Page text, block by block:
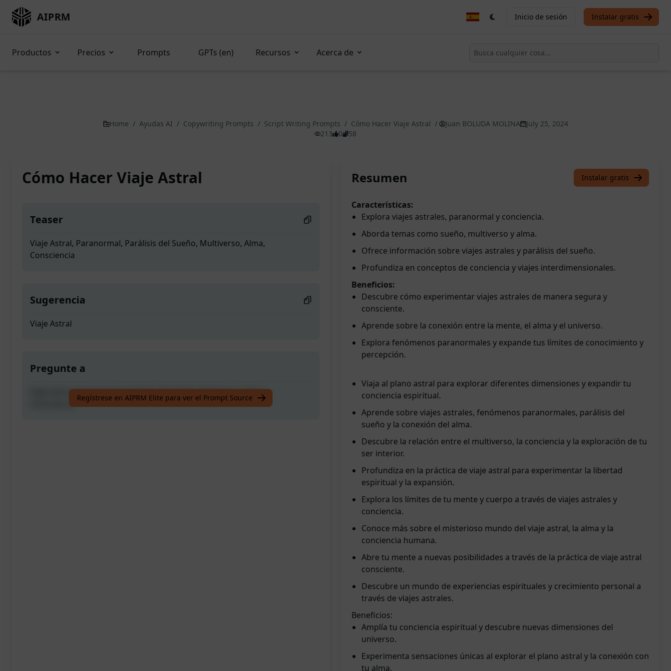
AIPRM Inicio de sesión Instalar gratis
Productos Precios Prompts GPTs (en) Recursos Acerca de
Home / Ayudas AI / Copywriting Prompts / Script Writing Prompts / Cómo Hacer Viaje Astral / Juan BOLUDA MOLINA
July 25, 2024
213
0 58
Cómo Hacer Viaje Astral
Teaser
Viaje Astral, Paranormal, Parálisis del Sueño, Multiverso, Alma,
Consciencia
Sugerencia
Viaje Astral
Pregunte a
Viaje Astral, Paranormal, Parálisis del Sueño, Multiverso, Alma,
Consciencia
Regístrese en AIPRM Elite para ver el Prompt Source
Resumen Instalar gratis
Características:
Explora viajes astrales, paranormal y conciencia.
Aborda temas como sueño, multiverso y alma.
Ofrece información sobre viajes astrales y parálisis del sueño.
Profundiza en conceptos de conciencia y viajes interdimensionales.
Beneficios:
Descubre cómo experimentar viajes astrales de manera segura y
consciente.
Aprende sobre la conexión entre la mente, el alma y el universo.
Explora fenómenos paranormales y expande tus límites de conocimiento y
percepción.
Viaja al plano astral para explorar diferentes dimensiones y expandir tu
conciencia espiritual.
Aprende sobre viajes astrales, fenómenos paranormales, parálisis del
sueño y la conexión del alma.
Descubre la relación entre el multiverso, la conciencia y la exploración de tu
ser interior.
Profundiza en la práctica de viaje astral para experimentar la libertad
espiritual y la expansión.
Explora los límites de tu mente y cuerpo a través de viajes astrales y
conciencia.
Conoce más sobre el misterioso mundo del viaje astral, la alma y la
conciencia humana.
Abre tu mente a nuevas posibilidades a través de la práctica de viaje astral
consciente.
Descubre un mundo de experiencias espirituales y crecimiento personal a
través de viajes astrales.
Beneficios:
Amplía tu conciencia espiritual y descubre nuevas dimensiones del
universo.
Experimenta sensaciones únicas al explorar el plano astral y la conexión con
tu alma.